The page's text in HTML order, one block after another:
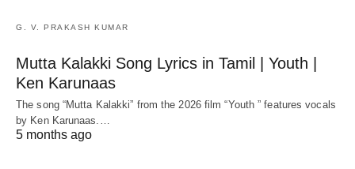
G. V. PRAKASH KUMAR
Mutta Kalakki Song Lyrics in Tamil | Youth |
Ken Karunaas
The song “Mutta Kalakki” from the 2026 film “Youth ” features vocals
by Ken Karunaas.…
5 months ago